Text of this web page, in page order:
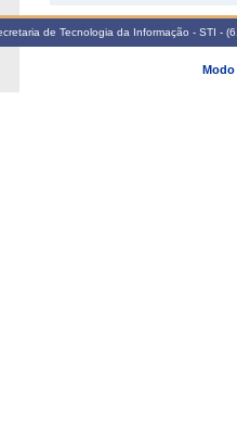
de Tecnologia da Informação - STI -
Modo